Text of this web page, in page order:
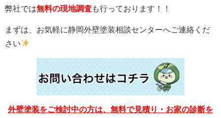
弊社では無料の現地調査も行っております！！
まずは、お気軽に静岡外壁塗装相談センターへご連絡くだ
さい
外壁塗装をご検討中の方は、無料で見積り・お家の診断を